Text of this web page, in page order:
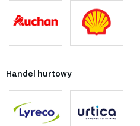
Handel hurtowy